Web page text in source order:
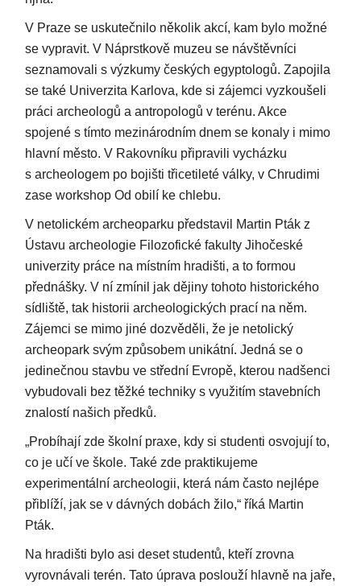
V Praze se uskutečnilo několik akcí, kam bylo možné
se vypravit. V Náprstkově muzeu se návštěvníci
seznamovali s výzkumy českých egyptologů. Zapojila
se také Univerzita Karlova, kde si zájemci vyzkoušeli
práci archeologů a antropologů v terénu. Akce
spojené s tímto mezinárodním dnem se konaly i mimo
hlavní město. V Rakovníku připravili vycházku
s archeologem po bojišti třicetileté války, v Chrudimi
zase workshop Od obilí ke chlebu.
V netolickém archeoparku představil Martin Pták z
Ústavu archeologie Filozofické fakulty Jihočeské
univerzity práce na místním hradišti, a to formou
přednášky. V ní zmínil jak dějiny tohoto historického
sídliště, tak historii archeologických prací na něm.
Zájemci se mimo jiné dozvěděli, že je netolický
archeopark svým způsobem unikátní. Jedná se o
jedinečnou stavbu ve střední Evropě, kterou nadšenci
vybudovali bez těžké techniky s využitím stavebních
znalostí našich předků.
„Probíhají zde školní praxe, kdy si studenti osvojují to,
co je učí ve škole. Také zde praktikujeme
experimentální archeologii, která nám často nejlépe
přiblíží, jak se v dávných dobách žilo,“ říká Martin
Pták.
Na hradišti bylo asi deset studentů, kteří zrovna
vyrovnávali terén. Tato úprava poslouží hlavně na jaře,